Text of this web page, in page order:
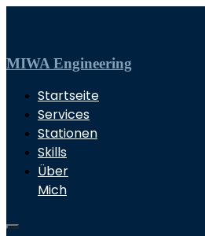
MIWA Engineering
Startseite
Services
Stationen
Skills
Über
Mich